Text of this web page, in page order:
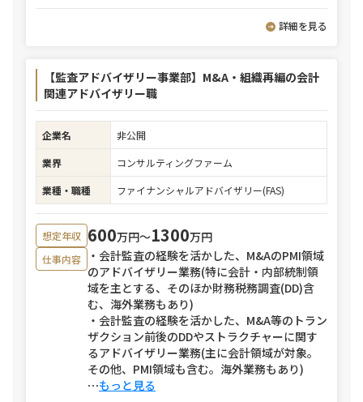
詳細を見る
【監査アドバイザリー事業部】M&A・組織再編の会計
関連アドバイザリー職
企業名
非公開
業界
コンサルティングファーム
業種・職種
ファイナンシャルアドバイザリー(FAS)
想定年収 600万円〜1300万円
仕事内容
・会計監査の経験を活かした、M&AのPMI領域
のアドバイザリー業務(特に会計・内部統制領
域を主とする、そのほか財務税務調査(DD)含
む、海外業務もあり)
・会計監査の経験を活かした、M&A等のトラン
ザクション前後のDDやストラクチャーに関す
るアドバイザリー業務(主に会計領域が対象。
その他、PMI領域も含む。海外業務もあり)
⋯もっと見る